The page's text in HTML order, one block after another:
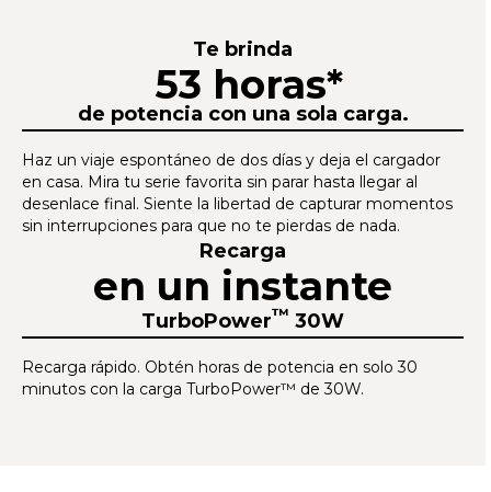
Te brinda
53 horas*
de potencia con una sola carga.
Haz un viaje espontáneo de dos días y deja el cargador
en casa. Mira tu serie favorita sin parar hasta llegar al
desenlace final. Siente la libertad de capturar momentos
sin interrupciones para que no te pierdas de nada.
Recarga
en un instante
TurboPower™ 30W
Recarga rápido. Obtén horas de potencia en solo 30
minutos con la carga TurboPower™ de 30W.